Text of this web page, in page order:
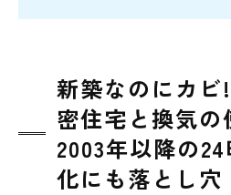
新築なのにカ
密住宅と換気の
2003年以降の
化にも落とし穴